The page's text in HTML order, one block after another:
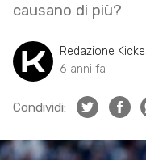
causano di più?
Redazione
6 anni fa
Condividi: